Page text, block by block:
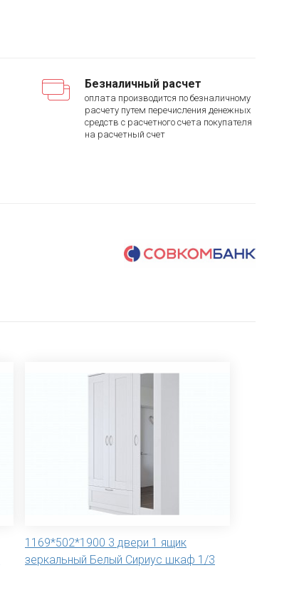
Безналичный расчет
оплата производится по безналичному
расчету путем перечисления денежных
средств с расчетного счета покупателя
на расчетный счет
1169*502*1900 3 двери 1 ящик
зеркальный Белый Сириус шкаф 1/3